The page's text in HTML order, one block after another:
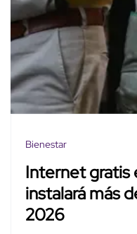
Bienestar
Internet gratis
instalará más
2026